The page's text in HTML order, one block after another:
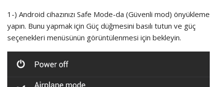
1-) Android cihazınızı Safe Mode-da (Güvenli mod) önyükleme
yapın. Bunu yapmak için Güç düğmesini basılı tutun ve güç
seçenekleri menüsünün görüntülenmesi için bekleyin.